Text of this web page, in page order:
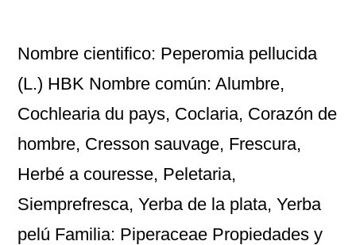
Nombre cientifico: Peperomia pellucida
(L.) HBK Nombre común: Alumbre,
Cochlearia du pays, Coclaria, Corazón de
hombre, Cresson sauvage, Frescura,
Herbé a couresse, Peletaria,
Siemprefresca, Yerba de la plata, Yerba
pelú Familia: Piperaceae Propiedades y